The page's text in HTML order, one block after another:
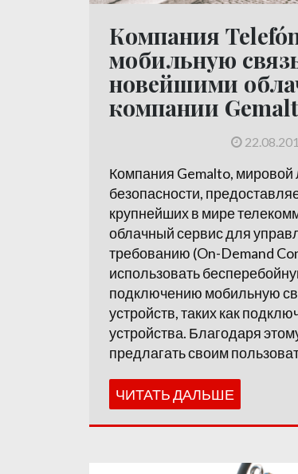
Компания
мобильную
новейшими
компании
Компания Gemalto,
безопасности,
крупнейших в мире
облачный сервис для
требованию (On-Demand
использовать
подключению мобильную
устройств, таких как
устройства. Благодаря
предлагать своим
ЧИТАТЬ ДАЛЬШЕ